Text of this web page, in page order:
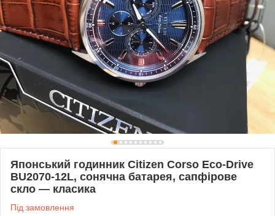
Японський годинник Citizen Corso Eco-Drive
BU2070-12L, сонячна батарея, сапфірове
скло — класика
Під замовлення